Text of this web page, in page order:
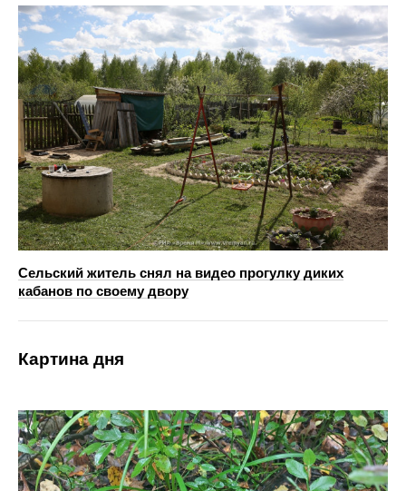
Сельский житель снял на видео прогулку диких
кабанов по своему двору
Картина дня